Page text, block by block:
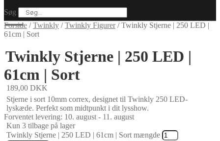
Søg
Forside /Twinkly /Twinkly Figurer/Twinkly Stjerne | 250 LED |
61cm | Sort
Twinkly Stjerne | 250 LED |
61cm | Sort
189,00 DKK
Stjerne i sort 10mm correx, designet til Twinkly 250 LED-
lyskæde. Perfekt som midtpunkt i dit lysshow.
Forventet levering: 10. august - 11. august
Kun 3 tilbage på lager
Twinkly Stjerne | 250 LED | 61cm | Sort mængde